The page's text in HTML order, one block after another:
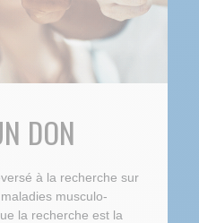
DON
à la recherche sur
musculo-
la recherche est la